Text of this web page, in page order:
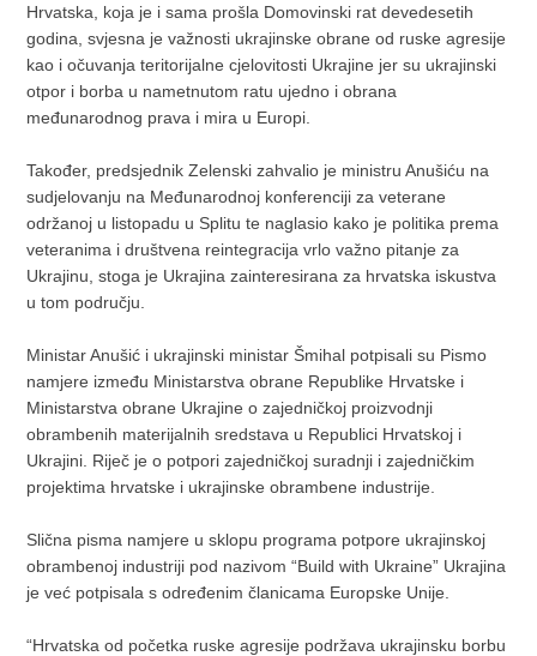
Hrvatska, koja je i sama prošla Domovinski rat devedesetih
godina, svjesna je važnosti ukrajinske obrane od ruske agresije
kao i očuvanja teritorijalne cjelovitosti Ukrajine jer su ukrajinski
otpor i borba u nametnutom ratu ujedno i obrana
međunarodnog prava i mira u Europi.
Također, predsjednik Zelenski zahvalio je ministru Anušiću na
sudjelovanju na Međunarodnoj konferenciji za veterane
održanoj u listopadu u Splitu te naglasio kako je politika prema
veteranima i društvena reintegracija vrlo važno pitanje za
Ukrajinu, stoga je Ukrajina zainteresirana za hrvatska iskustva
u tom području.
Ministar Anušić i ukrajinski ministar Šmihal potpisali su Pismo
namjere između Ministarstva obrane Republike Hrvatske i
Ministarstva obrane Ukrajine o zajedničkoj proizvodnji
obrambenih materijalnih sredstava u Republici Hrvatskoj i
Ukrajini. Riječ je o potpori zajedničkoj suradnji i zajedničkim
projektima hrvatske i ukrajinske obrambene industrije.
Slična pisma namjere u sklopu programa potpore ukrajinskoj
obrambenoj industriji pod nazivom “Build with Ukraine” Ukrajina
je već potpisala s određenim članicama Europske Unije.
“Hrvatska od početka ruske agresije podržava ukrajinsku borbu